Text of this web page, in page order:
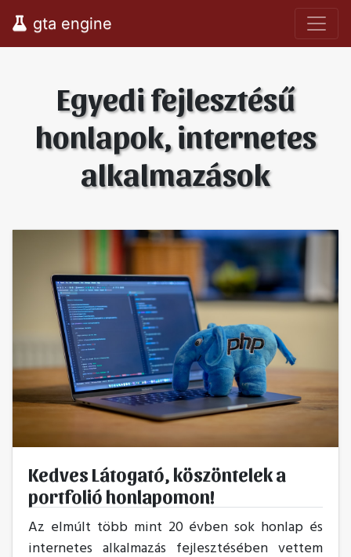
gta engine
Egyedi fejlesztésű
honlapok, internetes
alkalmazások
Kedves Látogató, köszöntelek a
portfolió honlapomon!
Az elmúlt több mint 20 évben sok honlap és
internetes alkalmazás fejlesztésében vettem